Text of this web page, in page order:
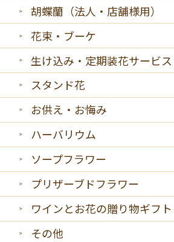
胡蝶蘭（法人・店舗様用）
花束・ブーケ
生け込み・定期装花サービス
スタンド花
お供え・お悔み
ハーバリウム
ソープフラワー
プリザーブドフラワー
ワインとお花の贈り物ギフト
その他